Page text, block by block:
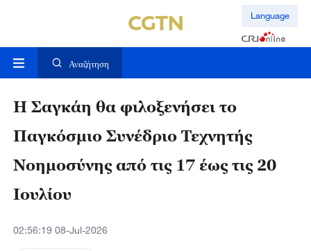
Language
Αναζήτηση
Η Σαγκάη θα φιλοξενήσει το
Παγκόσμιο Συνέδριο Τεχνητής
Νοημοσύνης από τις 17 έως τις 20
Ιουλίου
02:56:19 08-Jul-2026